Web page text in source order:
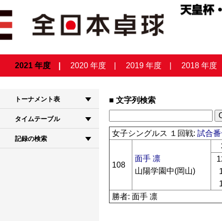
2021 年度 2020 年度 2019 年度 2018 年度
トーナメント表
タイムテーブル
記録の検索
文字列検索
女子シングルス １回戦:試合
108
面手 凛
山陽学園中(岡山)
勝者: 面手 凛